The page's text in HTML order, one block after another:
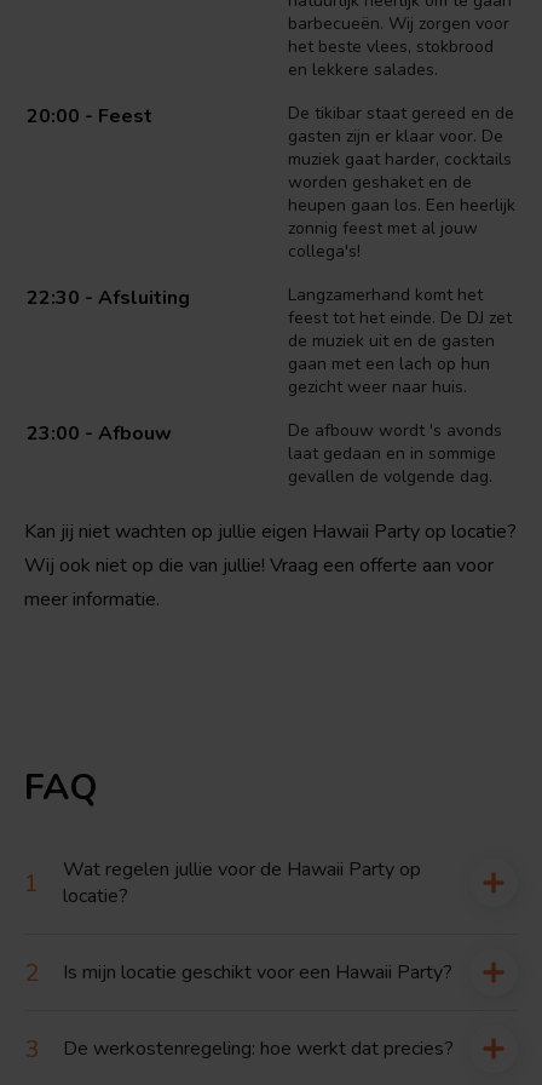
barbecueën. Wij zorgen voor
het beste vlees, stokbrood
en lekkere salades.
20:00 - Feest
De tikibar staat gereed en de
gasten zijn er klaar voor. De
muziek gaat harder, cocktails
worden geshaket en de
heupen gaan los. Een heerlijk
zonnig feest met al jouw
collega's!
22:30 - Afsluiting
Langzamerhand komt het
feest tot het einde. De DJ zet
de muziek uit en de gasten
gaan met een lach op hun
gezicht weer naar huis.
23:00 - Afbouw
De afbouw wordt 's avonds
laat gedaan en in sommige
gevallen de volgende dag.
Kan jij niet wachten op jullie eigen Hawaii Party op locatie?
Wij ook niet op die van jullie! Vraag een offerte aan voor
meer informatie.
FAQ
Wat regelen jullie voor de Hawaii Party op
locatie?
Is mijn locatie geschikt voor een Hawaii Party?
De werkostenregeling: hoe werkt dat precies?